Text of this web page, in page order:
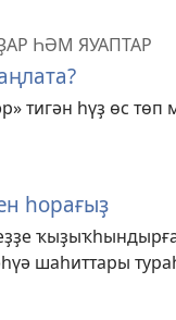
ҺӘМ ЯУАПТАР
тигән һүҙ өс төп
һорағыҙ
шаһиттары